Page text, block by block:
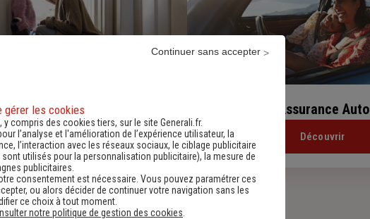
Habitation
Découvrir
Assurance Auto
Découvrir
gérer les cookies
compris des cookies tiers, sur le site Generali.fr.
l’analyse et l'amélioration de l’expérience utilisateur, la
l’interaction avec les réseaux sociaux, le ciblage publicitaire
sont utilisés pour la personnalisation publicitaire), la mesure de
publicitaires.
consentement est nécessaire. Vous pouvez paramétrer ces
ou alors décider de continuer votre navigation sans les
ce choix à tout moment.
notre politique de gestion des cookies
Continuer sans accepter